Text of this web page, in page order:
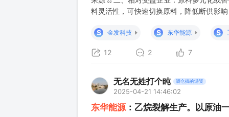
料灵活性，可快速切换原料，降低断供影
S
金发科技 S 东华能源 S
12 2 7
无名无姓打个盹 满仓搞的游资
2025-04-21 14:46:02
东华能源：乙烷裂解生产。以原油